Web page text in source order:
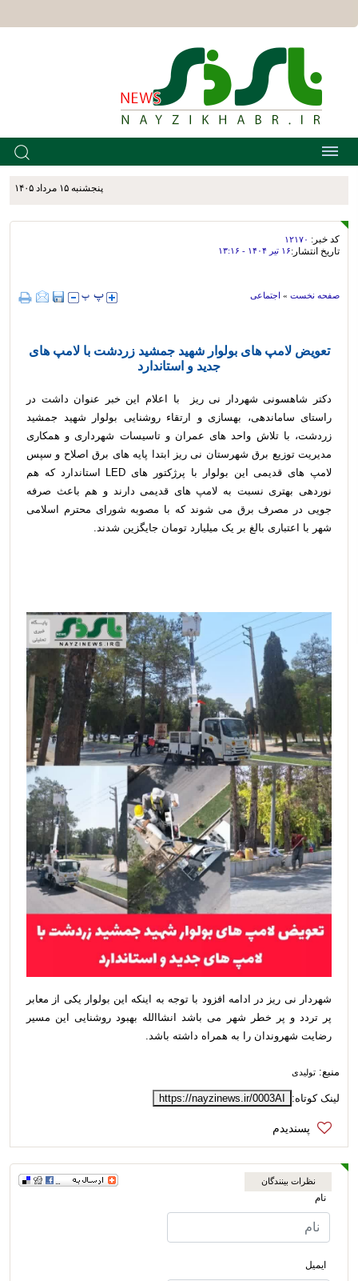
پنجشنبه ۱۵ مرداد ۱۴۰۵
کد خبر: ۱۲۱۷۰
تاریخ انتشار:۱۶ تير ۱۴۰۴ - ۱۳:۱۶
صفحه نخست » اجتماعی
تعویض لامپ های بولوار شهید جمشید زردشت با لامپ های
جدید و استاندارد
دکتر شاهسونی شهردار نی ریز با اعلام این خبر عنوان داشت در
راستای ساماندهی، بهسازی و ارتقاء روشنایی بولوار شهید جمشید
زردشت، با تلاش واحد های عمران و تاسیسات شهرداری و همکاری
مدیریت توزیع برق شهرستان نی ریز ابتدا پایه های برق اصلاح و سپس
لامپ های قدیمی این بولوار با پرژکتور های LED استاندارد که هم
نوردهی بهتری نسبت به لامپ های قدیمی دارند و هم باعث صرفه
جویی در مصرف برق می شوند که با مصوبه شورای محترم اسلامی
شهر با اعتباری بالغ بر یک میلیارد تومان جایگزین شدند.
شهردار نی ریز در ادامه افزود با توجه به اینکه این بولوار یکی از معابر
پر تردد و پر خطر شهر می باشد انشاالله بهبود روشنایی این مسیر
رضایت شهروندان را به همراه داشته باشد.
منبع: تولیدی
لینک کوتاه: https://nayzinews.ir/0003AI
نظرات بینندگان
نام
ایمیل